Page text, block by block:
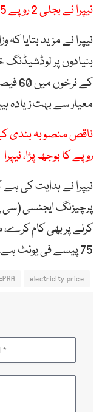
نیپرا نے بجلی 2 روپے 75 پیسے فی یونٹ مہنگی کر دی
نیپرا نے مزید بتایا
بنیادوں پر لوڈشیڈنگ
کے
معیار سے بہت زیادہ
روپے کا بوجھ پڑا، نیپرا
نیپرا نے ہدایت کی ہے
پرچیزنگ ایجنسی
75 پیسے فی یونٹ ہے۔
electricity price